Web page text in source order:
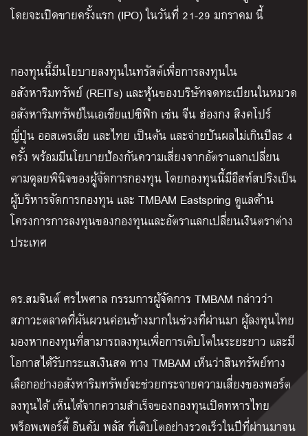
โดยจะเปิดขายครั้งแรก (IPO) ในวันที่ 21-29 มกราคม นี้
กองทุนนี้มีนโยบายลงทุนในทรัสต์เพื่อการลงทุนใน
อสังหาริมทรัพย์ (REITs) และหุ้นของบริษัทจดทะเบียนในหมวด
อสังหาริมทรัพย์ในเอเชียแปซิฟิก เช่น จีน ฮ่องกง สิงคโปร์
ญี่ปุ่น ออสเตรเลีย และไทย เป็นต้น และจ่ายปันผลไม่เกินปีละ 4
ครั้ง พร้อมมีนโยบายป้องกันความเสี่ยงจากอัตราแลกเปลี่ยน
ตามดุลยพินิจของผู้จัดการกองทุน โดยกองทุนนี้มีอีสท์สปริงเป็น
ผู้บริหารจัดการกองทุน และ TMBAM Eastspring ดูแลด้าน
โครงการการลงทุนของกองทุนและอัตราแลกเปลี่ยนเงินตราต่าง
ประเทศ
ดร.สมจินต์ ศรไพศาล กรรมการผู้จัดการ TMBAM กล่าวว่า
สภาวะตลาดที่ผันผวนค่อนข้างมากในช่วงที่ผ่านมา ผู้ลงทุนไทย
มองหากองทุนที่สามารถลงทุนเพื่อการเติบโตในระยะยาว และมี
โอกาสได้รับกระแสเงินสด ทาง TMBAM เห็นว่าสินทรัพย์ทาง
เลือกอย่างอสังหาริมทรัพย์จะช่วยกระจายความเสี่ยงของพอร์ต
ลงทุนได้ เห็นได้จากความสำเร็จของกองทุนเปิดทหารไทย
พร็อพเพอร์ตี้ อินคัม พลัส ที่เติบโตอย่างรวดเร็วในปีที่ผ่านมาจน